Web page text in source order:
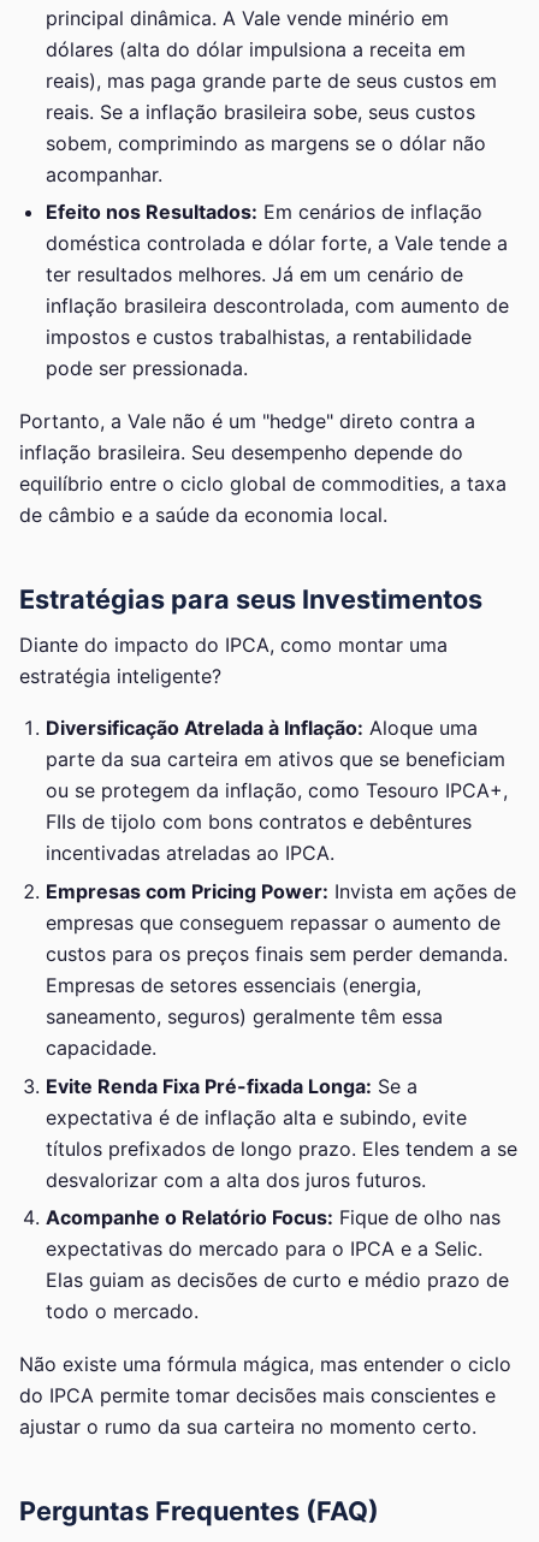
principal dinâmica. A Vale vende minério em
dólares (alta do dólar impulsiona a receita em
reais), mas paga grande parte de seus custos em
reais. Se a inflação brasileira sobe, seus custos
sobem, comprimindo as margens se o dólar não
acompanhar.
Efeito nos Resultados: Em cenários de inflação
doméstica controlada e dólar forte, a Vale tende a
ter resultados melhores. Já em um cenário de
inflação brasileira descontrolada, com aumento de
impostos e custos trabalhistas, a rentabilidade
pode ser pressionada.
Portanto, a Vale não é um "hedge" direto contra a
inflação brasileira. Seu desempenho depende do
equilíbrio entre o ciclo global de commodities, a taxa
de câmbio e a saúde da economia local.
Estratégias para seus Investimentos
Diante do impacto do IPCA, como montar uma
estratégia inteligente?
Diversificação Atrelada à Inflação: Aloque uma
parte da sua carteira em ativos que se beneficiam
ou se protegem da inflação, como Tesouro IPCA+,
FIIs de tijolo com bons contratos e debêntures
incentivadas atreladas ao IPCA.
Empresas com Pricing Power: Invista em ações de
empresas que conseguem repassar o aumento de
custos para os preços finais sem perder demanda.
Empresas de setores essenciais (energia,
saneamento, seguros) geralmente têm essa
capacidade.
Evite Renda Fixa Pré-fixada Longa: Se a
expectativa é de inflação alta e subindo, evite
títulos prefixados de longo prazo. Eles tendem a se
desvalorizar com a alta dos juros futuros.
Acompanhe o Relatório Focus: Fique de olho nas
expectativas do mercado para o IPCA e a Selic.
Elas guiam as decisões de curto e médio prazo de
todo o mercado.
Não existe uma fórmula mágica, mas entender o ciclo
do IPCA permite tomar decisões mais conscientes e
ajustar o rumo da sua carteira no momento certo.
Perguntas Frequentes (FAQ)